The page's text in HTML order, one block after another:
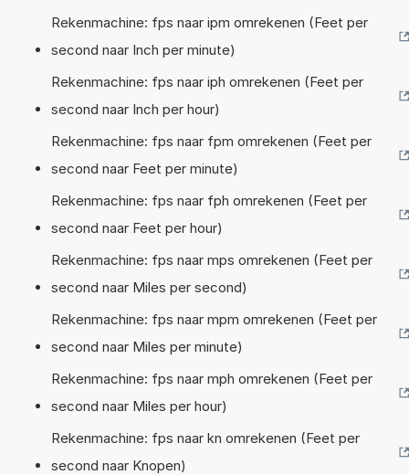
Rekenmachine: fps naar ipm omrekenen (Feet per
second naar Inch per minute)
Rekenmachine: fps naar iph omrekenen (Feet per
second naar Inch per hour)
Rekenmachine: fps naar fpm omrekenen (Feet per
second naar Feet per minute)
Rekenmachine: fps naar fph omrekenen (Feet per
second naar Feet per hour)
Rekenmachine: fps naar mps omrekenen (Feet per
second naar Miles per second)
Rekenmachine: fps naar mpm omrekenen (Feet per
second naar Miles per minute)
Rekenmachine: fps naar mph omrekenen (Feet per
second naar Miles per hour)
Rekenmachine: fps naar kn omrekenen (Feet per
second naar Knopen)